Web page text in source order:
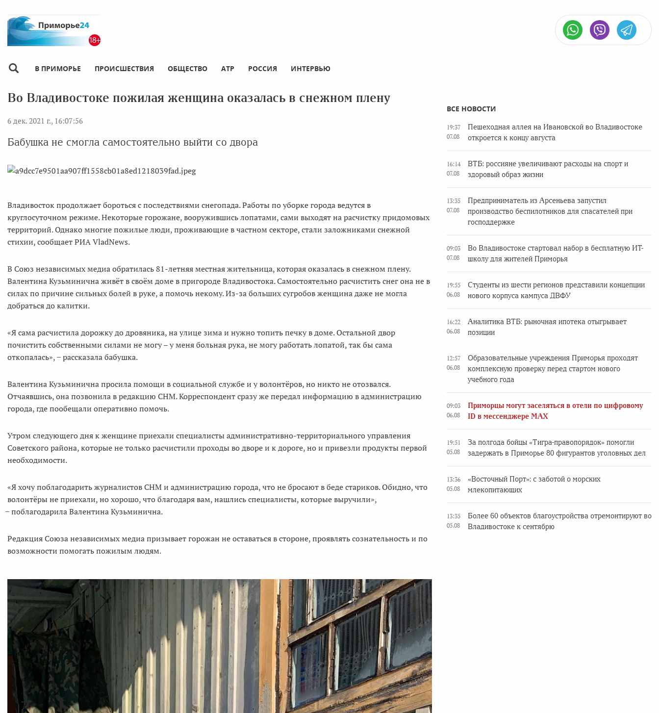
В ПРИМОРЬЕ ПРОИСШЕСТВИЯ ОБЩЕСТВО АТР РОССИЯ ИНТЕРВЬЮ
Во Владивостоке пожилая женщина оказалась в снежном плену
6 дек. 2021 г., 16:07:56
Бабушка не смогла самостоятельно выйти со двора
Владивосток продолжает бороться с последствиями снегопада. Работы по уборке города ведутся в
круглосуточном режиме. Некоторые горожане, вооружившись лопатами, сами выходят на расчистку придомовых
территорий. Однако многие пожилые люди, проживающие в частном секторе, стали заложниками снежной
стихии, сообщает РИА VladNews.
В Союз независимых медиа обратилась 81-летняя местная жительница, которая оказалась в снежном плену.
Валентина Кузьминична живёт в своём доме в пригороде Владивостока. Самостоятельно расчистить снег она не в
силах по причине сильных болей в руке, а помочь некому. Из-за больших сугробов женщина даже не могла
добраться до калитки.
«Я сама расчистила дорожку до дровяника, на улице зима и нужно топить печку в доме. Остальной двор
почистить собственными силами не могу – у меня больная рука, не могу работать лопатой, так бы сама
откопалась», ̶ рассказала бабушка.
Валентина Кузьминична просила помощи в социальной службе и у волонтёров, но никто не отозвался.
Отчаявшись, она позвонила в редакцию СНМ. Корреспондент сразу же передал информацию в администрацию
города, где пообещали оперативно помочь.
Утром следующего дня к женщине приехали специалисты административно-территориального управления
Советского района, которые не только расчистили проходы во дворе и к дороге, но и привезли продукты первой
необходимости.
«Я хочу поблагодарить журналистов СНМ и администрацию города, что не бросают в беде стариков. Обидно, что
волонтёры не приехали, но хорошо, что благодаря вам, нашлись специалисты, которые выручили»,
̶ поблагодарила Валентина Кузьминична.
Редакция Союза независимых медиа призывает горожан не оставаться в стороне, проявлять сознательность и по
возможности помогать пожилым людям.
ВСЕ НОВОСТИ
19:37
07.08
Пешеходная аллея на Ивановской во Владивостоке
откроется к концу августа
16:14
07.08
ВТБ: россияне увеличивают расходы на спорт и
здоровый образ жизни
13:35
07.08
Предприниматель из Арсеньева запустил
производство беспилотников для спасателей при
господдержке
09:03
07.08
Во Владивостоке стартовал набор в бесплатную ИТ-
школу для жителей Приморья
19:55
06.08
Студенты из шести регионов представили концепции
нового корпуса кампуса ДВФУ
16:22
06.08
Аналитика ВТБ: рыночная ипотека отыгрывает
позиции
12:57
06.08
Образовательные учреждения Приморья проходят
комплексную проверку перед стартом нового
учебного года
09:03
06.08
Приморцы могут заселяться в отели по цифровому
ID в мессенджере MAX
19:51
05.08
За полгода бойцы «Тигра-правопорядок» помогли
задержать в Приморье 80 фигурантов уголовных дел
13:36
05.08
«Восточный Порт»: с заботой о морских
млекопитающих
13:35
05.08
Более 60 объектов благоустройства отремонтируют во
Владивостоке к сентябрю